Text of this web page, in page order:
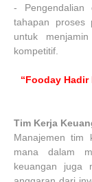
-
tahapan proses
untuk
kompetitif.
“Fooday
Tim Kerja
Manajemen tim
mana dalam
keuangan juga